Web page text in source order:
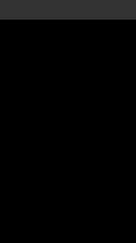
monts, en allusion